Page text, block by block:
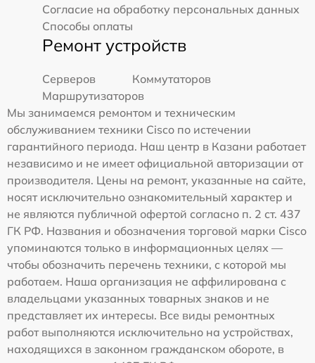
Согласие на обработку персональных данных
Способы оплаты
Ремонт устройств
Серверов
Коммутаторов
Маршрутизаторов
Мы занимаемся ремонтом и техническим
обслуживанием техники Cisco по истечении
гарантийного периода. Наш центр в Казани работает
независимо и не имеет официальной авторизации от
производителя. Цены на ремонт, указанные на сайте,
носят исключительно ознакомительный характер и
не являются публичной офертой согласно п. 2 ст. 437
ГК РФ. Названия и обозначения торговой марки Cisco
упоминаются только в информационных целях —
чтобы обозначить перечень техники, с которой мы
работаем. Наша организация не аффилирована с
владельцами указанных товарных знаков и не
представляет их интересы. Все виды ремонтных
работ выполняются исключительно на устройствах,
находящихся в законном гражданском обороте, в